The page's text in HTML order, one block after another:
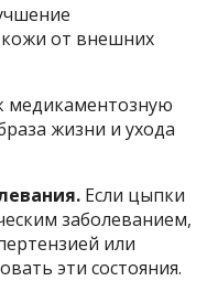
от внешних
медикаментозную
жизни и ухода
Если цыпки
заболеванием,
или
эти состояния.